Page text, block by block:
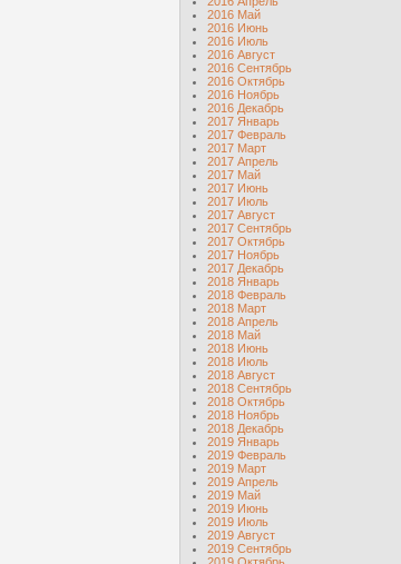
2016 Май
2016 Июнь
2016 Июль
2016 Август
2016 Сентябрь
2016 Октябрь
2016 Ноябрь
2016 Декабрь
2017 Январь
2017 Февраль
2017 Март
2017 Апрель
2017 Май
2017 Июнь
2017 Июль
2017 Август
2017 Сентябрь
2017 Октябрь
2017 Ноябрь
2017 Декабрь
2018 Январь
2018 Февраль
2018 Март
2018 Апрель
2018 Май
2018 Июнь
2018 Июль
2018 Август
2018 Сентябрь
2018 Октябрь
2018 Ноябрь
2018 Декабрь
2019 Январь
2019 Февраль
2019 Март
2019 Апрель
2019 Май
2019 Июнь
2019 Июль
2019 Август
2019 Сентябрь